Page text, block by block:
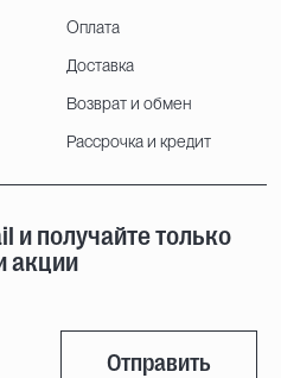
Оплата
Доставка
Возврат и обмен
Рассрочка и кредит
и получайте только
акции
Отправить